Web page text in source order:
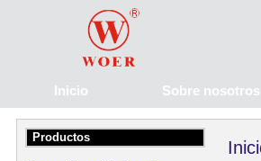
Inicio Sobre nosotros
Productos